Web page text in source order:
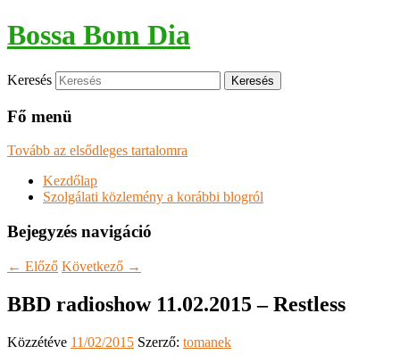
Bossa Bom Dia
Keresés
Fő menü
Tovább az elsődleges tartalomra
Kezdőlap
Szolgálati közlemény a korábbi blogról
Bejegyzés navigáció
← Előző Következő →
BBD radioshow 11.02.2015 – Restless
Közzétéve 11/02/2015 Szerző: tomanek